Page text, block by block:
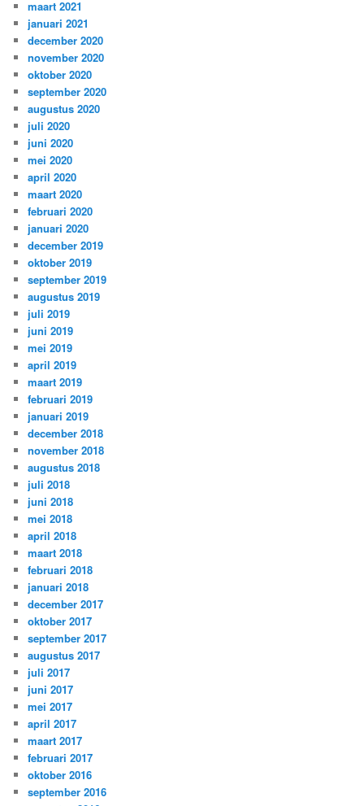
maart 2021
januari 2021
december 2020
november 2020
oktober 2020
september 2020
augustus 2020
juli 2020
juni 2020
mei 2020
april 2020
maart 2020
februari 2020
januari 2020
december 2019
oktober 2019
september 2019
augustus 2019
juli 2019
juni 2019
mei 2019
april 2019
maart 2019
februari 2019
januari 2019
december 2018
november 2018
augustus 2018
juli 2018
juni 2018
mei 2018
april 2018
maart 2018
februari 2018
januari 2018
december 2017
oktober 2017
september 2017
augustus 2017
juli 2017
juni 2017
mei 2017
april 2017
maart 2017
februari 2017
oktober 2016
september 2016